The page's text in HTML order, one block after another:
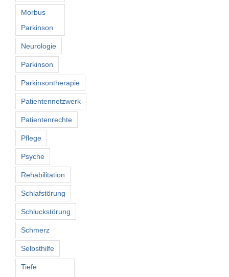
Morbus
Parkinson
Neurologie
Parkinson
Parkinsontherapie
Patientennetzwerk
Patientenrechte
Pflege
Psyche
Rehabilitation
Schlafstörung
Schluckstörung
Schmerz
Selbsthilfe
Tiefe